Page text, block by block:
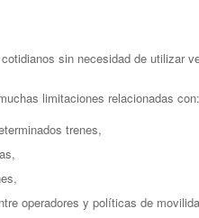
sin necesidad de utilizar
limitaciones relacionadas con:
trenes,
operadores y políticas de